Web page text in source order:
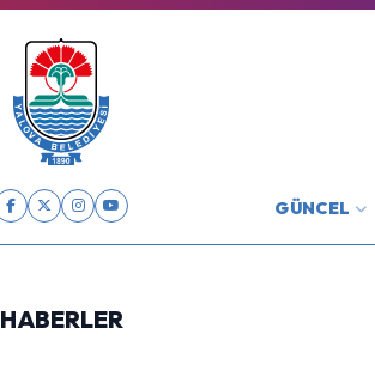
GÜNCEL
HABERLER